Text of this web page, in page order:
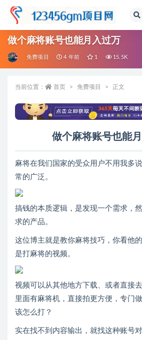
做个麻将账号也能月入过万
免费项目 4 年前 1 15.5K
当前位置： 首页 免费项目 正文
做个麻将账号也能
麻将在我们国家的受众用户不用我多
常的广泛。
搞钱的本质逻辑，是发现一个需求，
求的产品。
这位博主就是教你麻将技巧，你看他
是打麻将的视频。
视频可以从其他地方下载、或者直接
里面有麻将机，直接拍更方便，专门
该怎么打？
实在找不到内容输出，就找这种账号